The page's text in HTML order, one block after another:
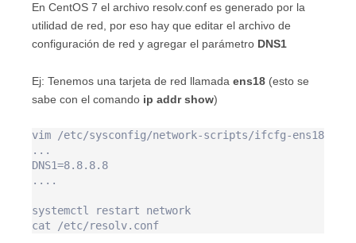
En CentOS 7 el archivo resolv.conf es generado por la
utilidad de red, por eso hay que editar el archivo de
configuración de red y agregar el parámetro DNS1
Ej: Tenemos una tarjeta de red llamada ens18 (esto se
sabe con el comando ip addr show)
vim /etc/sysconfig/network-scripts/ifcfg-ens18
...
DNS1=8.8.8.8
....
systemctl restart network